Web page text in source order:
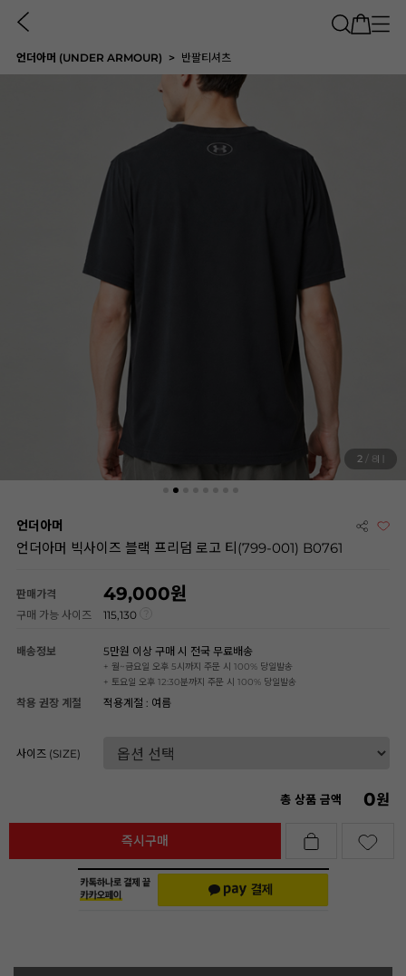
언더아머 (UNDER ARMOUR) 반팔티셔츠
2 / 8
언더아머
언더아머 빅사이즈 블랙 프리덤 로고 티(799-001) B0761
판매가격 49,000
구매 가능 사이즈 115,130
배송정보 5만원 이상 구매 시 전국 무료배송
+ 월~금요일 오후 5시까지 주문 시 100% 당일발송
+ 토요일 오후 12:30분까지 주문 시 100% 당일발송
착용 권장 계절 적용계절 : 여름
사이즈 (SIZE)
총 상품 금액 0원
즉시구매